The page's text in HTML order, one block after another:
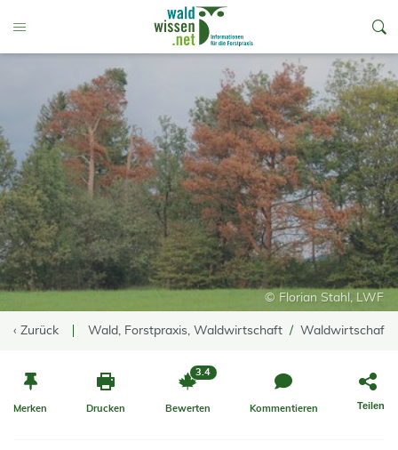
Toggle Menu
© Florian Stahl, LWF
‹ Zurück Wald, Forstpraxis, Waldwirtschaft Waldwirtschaft
Merken Drucken Bewerten
3.4
Kommentieren Teilen